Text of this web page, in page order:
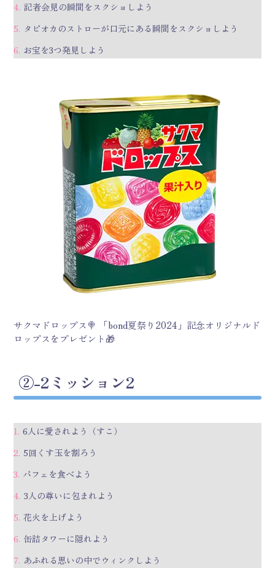
記者会見の瞬間をスクショしよう
タピオカのストローが口元にある瞬間をスクショしよう
お宝を3つ発見しよう
サクマドロップス🍭 「bond夏祭り2024」記念オリジナルド
ロップスをプレゼント🎁
②-2 ミッション2
6人に愛されよう（すこ）
5回くす玉を割ろう
パフェを食べよう
3人の尊いに包まれよう
花火を上げよう
缶詰タワーに隠れよう
あふれる思いの中でウィンクしよう